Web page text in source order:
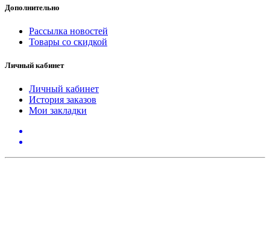
Дополнительно
Рассылка новостей
Товары со скидкой
Личный кабинет
Личный кабинет
История заказов
Мои закладки